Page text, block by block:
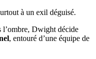
à un exil déguisé.
l’ombre, Dwight décide
, entouré d’une équipe de